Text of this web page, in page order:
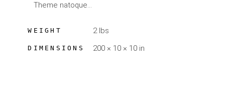
Theme natoque...
WEIGHT 2 lbs
DIMENSIONS 200 × 10 × 10 in